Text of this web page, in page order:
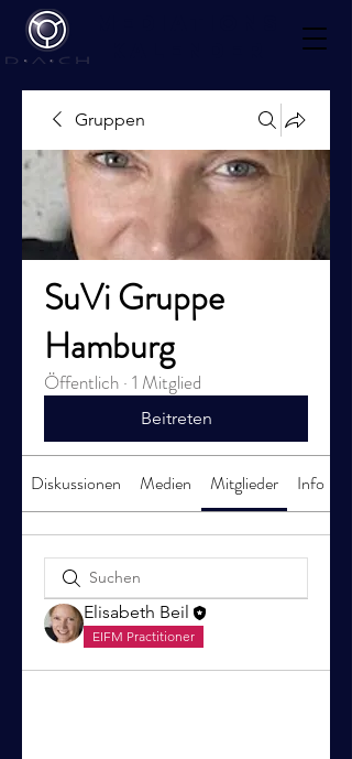
Gruppen
SuVi Gruppe
Hamburg
Öffentlich · 1 Mitglied
Beitreten
Diskussionen Medien Mitglieder Info
Elisabeth Beil
EIFM Practitioner